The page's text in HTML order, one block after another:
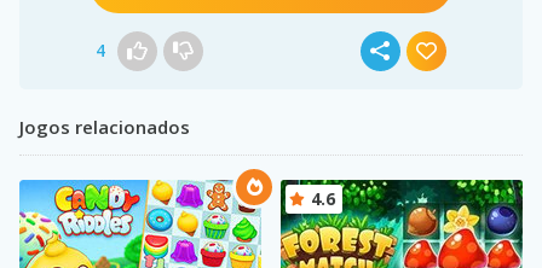
4
Jogos relacionados
4.6